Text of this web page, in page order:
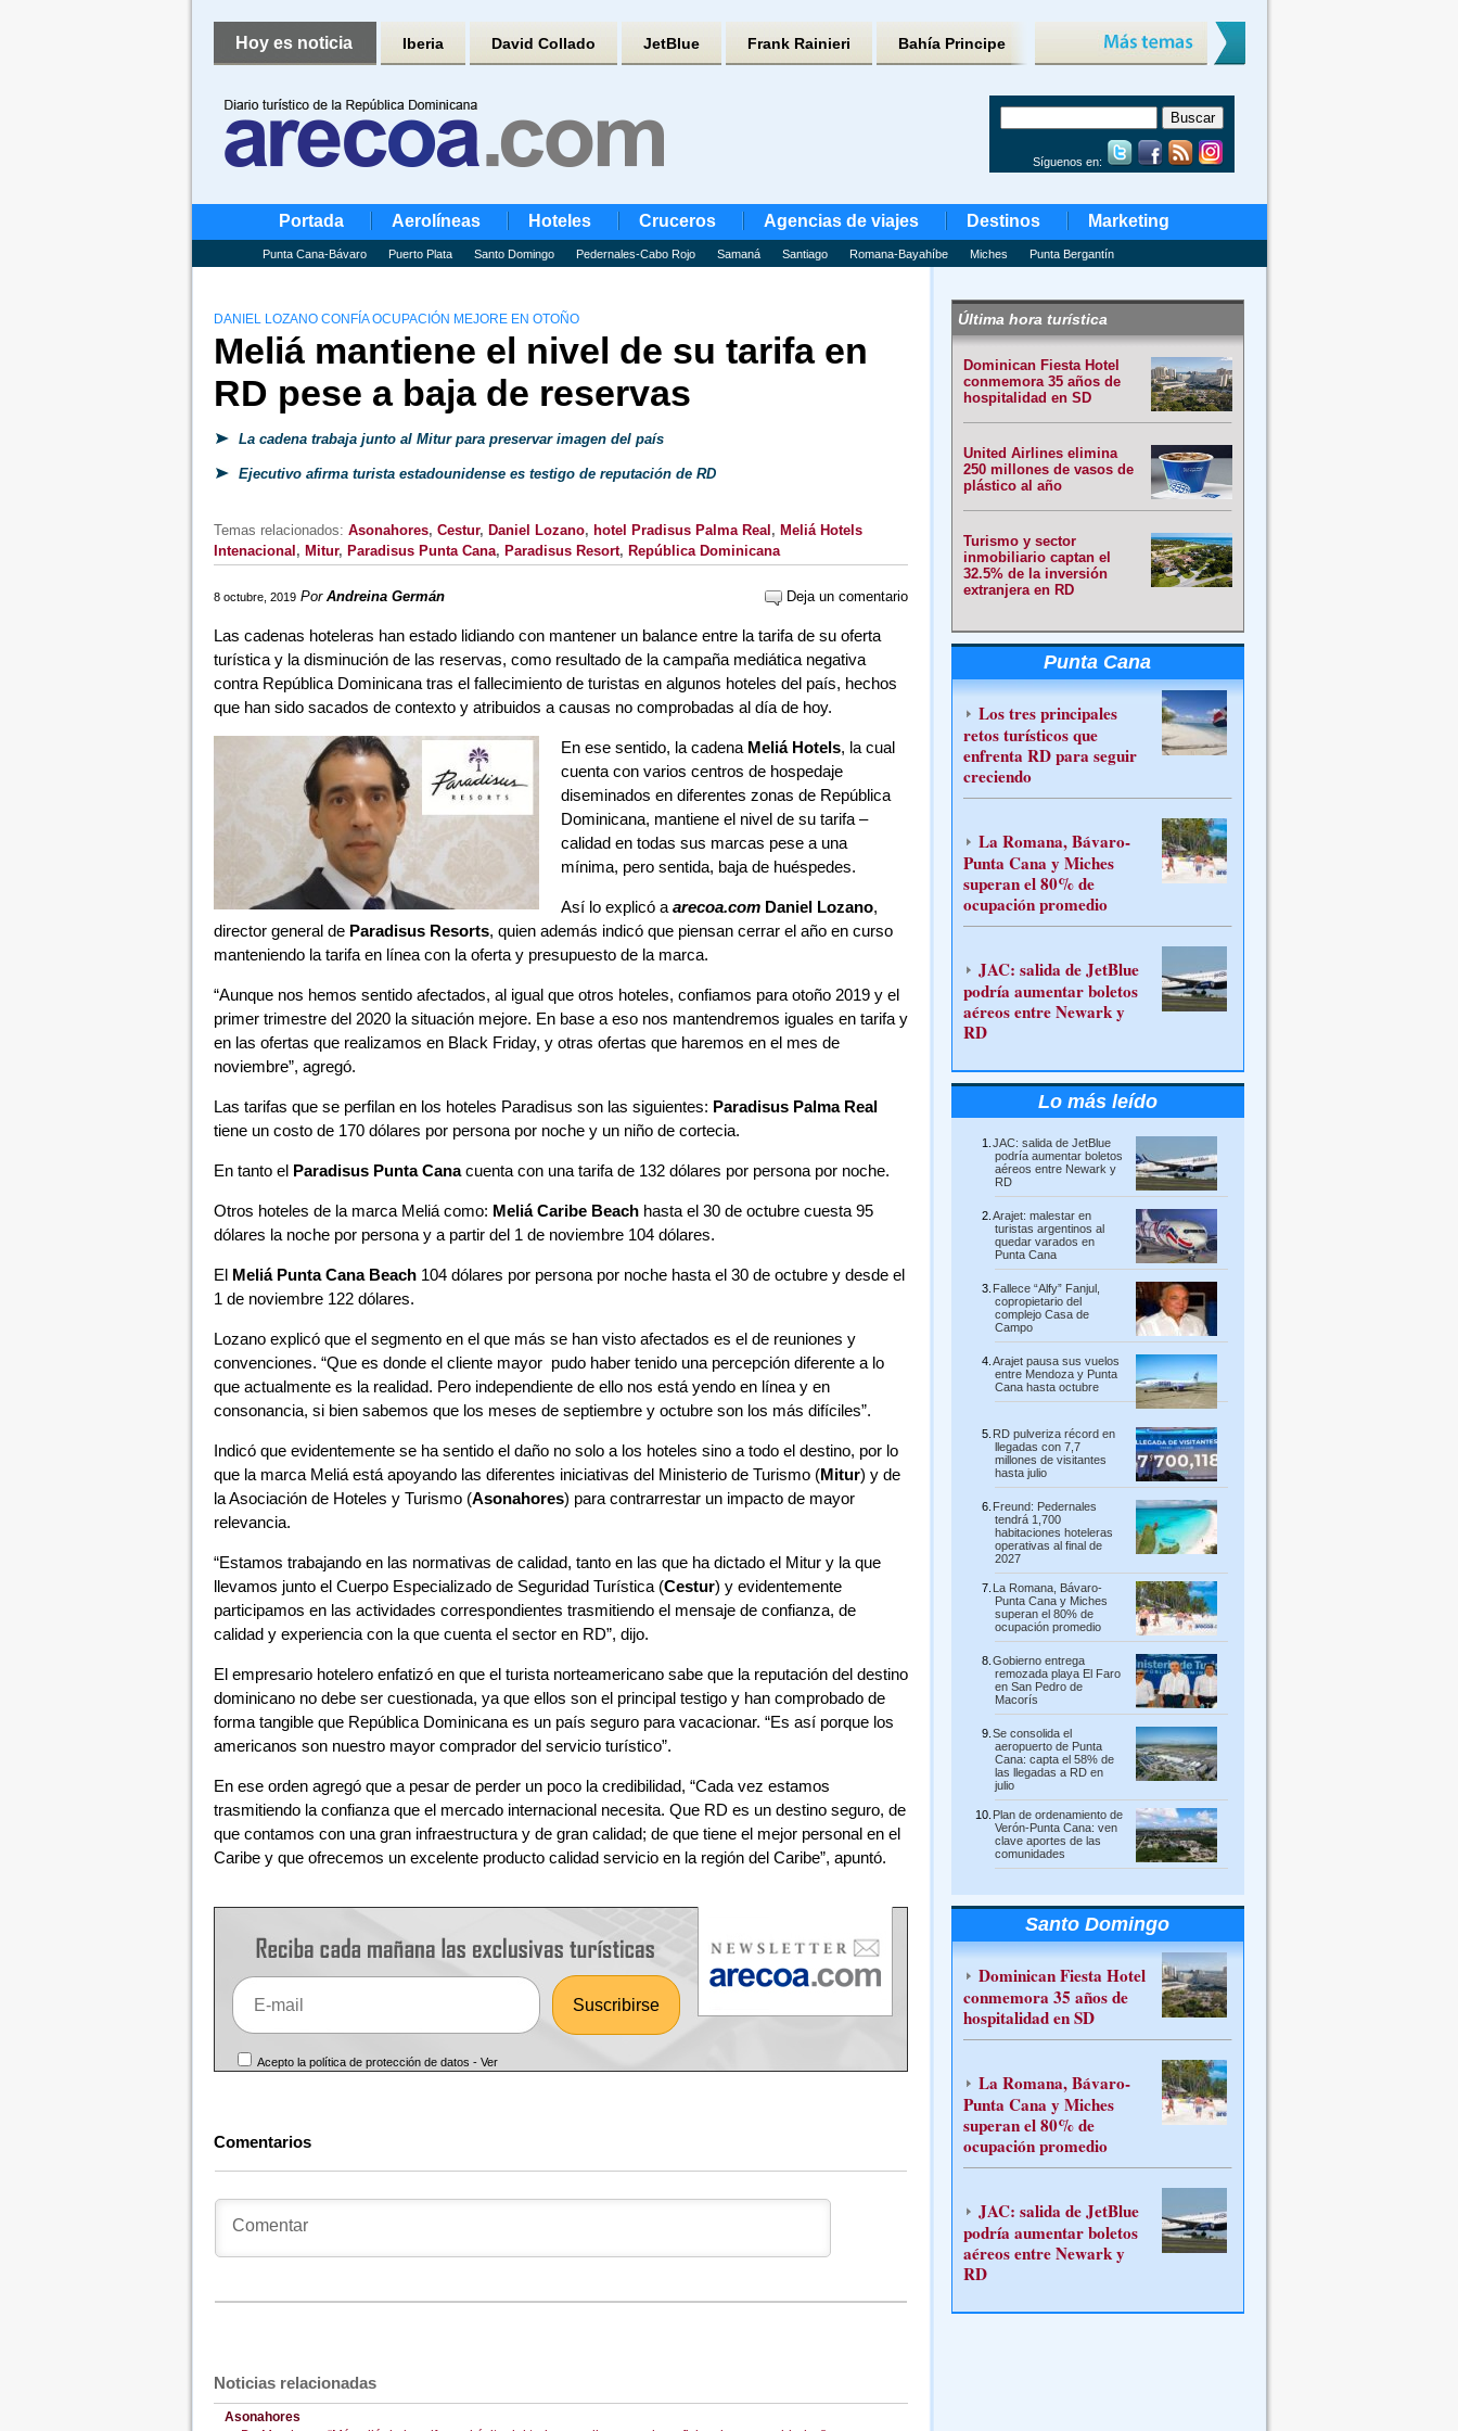
Hoy es noticia Iberia David Collado JetBlue Frank Rainieri Bahía Principe
Síguenos en:
Portada Aerolíneas Hoteles Cruceros Agencias de viajes Destinos Marketing
Punta Cana-Bávaro Puerto Plata Santo Domingo Pedernales-Cabo Rojo Samaná Santiago Romana-Bayahíbe Miches Punta Bergantín
DANIEL LOZANO CONFÍA OCUPACIÓN MEJORE EN OTOÑO
Meliá mantiene el nivel de su tarifa en
RD pese a baja de reservas
La cadena trabaja junto al Mitur para preservar imagen del país
Ejecutivo afirma turista estadounidense es testigo de reputación de RD
Temas relacionados: Asonahores, Cestur, Daniel Lozano, hotel Pradisus Palma Real , Meliá Hotels
Intenacional , Mitur, Paradisus Punta Cana, Paradisus Resort, República Dominicana
8 octubre, 2019 Por Andreina Germán Deja un comentario
Las cadenas hoteleras han estado lidiando con mantener un balance entre la tarifa de su oferta
turística y la disminución de las reservas, como resultado de la campaña mediática negativa
contra República Dominicana tras el fallecimiento de turistas en algunos hoteles del país, hechos
que han sido sacados de contexto y atribuidos a causas no comprobadas al día de hoy.
En ese sentido, la cadena Meliá Hotels, la cual
cuenta con varios centros de hospedaje
diseminados en diferentes zonas de República
Dominicana, mantiene el nivel de su tarifa –
calidad en todas sus marcas pese a una
mínima, pero sentida, baja de huéspedes.
Así lo explicó a arecoa.com Daniel Lozano,
director general de Paradisus Resorts, quien además indicó que piensan cerrar el año en curso
manteniendo la tarifa en línea con la oferta y presupuesto de la marca.
“Aunque nos hemos sentido afectados, al igual que otros hoteles, confiamos para otoño 2019 y el
primer trimestre del 2020 la situación mejore. En base a eso nos mantendremos iguales en tarifa y
en las ofertas que realizamos en Black Friday, y otras ofertas que haremos en el mes de
noviembre”, agregó.
Las tarifas que se perfilan en los hoteles Paradisus son las siguientes: Paradisus Palma Real
tiene un costo de 170 dólares por persona por noche y un niño de cortecia.
En tanto el Paradisus Punta Canacuenta con una tarifa de 132 dólares por persona por noche.
Otros hoteles de la marca Meliá como: Meliá Caribe Beach hasta el 30 de octubre cuesta 95
dólares la noche por persona y a partir del 1 de noviembre 104 dólares.
El Meliá Punta Cana Beach 104 dólares por persona por noche hasta el 30 de octubre y desde el
1 de noviembre 122 dólares.
Lozano explicó que el segmento en el que más se han visto afectados es el de reuniones y
convenciones. “Que es donde el cliente mayor pudo haber tenido una percepción diferente a lo
que actualmente es la realidad. Pero independiente de ello nos está yendo en línea y en
consonancia, si bien sabemos que los meses de septiembre y octubre son los más difíciles”.
Indicó que evidentemente se ha sentido el daño no solo a los hoteles sino a todo el destino, por lo
que la marca Meliá está apoyando las diferentes iniciativas del Ministerio de Turismo (Mitur) y de
la Asociación de Hoteles y Turismo (Asonahores) para contrarrestar un impacto de mayor
relevancia.
“Estamos trabajando en las normativas de calidad, tanto en las que ha dictado el Mitur y la que
llevamos junto el Cuerpo Especializado de Seguridad Turística (Cestur) y evidentemente
participamos en las actividades correspondientes trasmitiendo el mensaje de confianza, de
calidad y experiencia con la que cuenta el sector en RD”, dijo.
El empresario hotelero enfatizó en que el turista norteamericano sabe que la reputación del destino
dominicano no debe ser cuestionada, ya que ellos son el principal testigo y han comprobado de
forma tangible que República Dominicana es un país seguro para vacacionar. “Es así porque los
americanos son nuestro mayor comprador del servicio turístico”.
En ese orden agregó que a pesar de perder un poco la credibilidad, “Cada vez estamos
trasmitiendo la confianza que el mercado internacional necesita. Que RD es un destino seguro, de
que contamos con una gran infraestructura y de gran calidad; de que tiene el mejor personal en el
Caribe y que ofrecemos un excelente producto calidad servicio en la región del Caribe”, apuntó.
Acepto la política de protección de datos -Ver
Comentarios
Noticias relacionadas
Asonahores
Última hora turística
Dominican Fiesta Hotel
conmemora 35 años de
hospitalidad en SD
United Airlines elimina
250 millones de vasos de
plástico al año
Turismo y sector
inmobiliario captan el
32.5% de la inversión
extranjera en RD
Punta Cana
Los tres principales
retos turísticos que
enfrenta RD para seguir
creciendo
La Romana, Bávaro-
Punta Cana y Miches
superan el 80% de
ocupación promedio
JAC: salida de JetBlue
podría aumentar boletos
aéreos entre Newark y
RD
Lo más leído
JAC: salida de JetBlue
podría aumentar boletos
aéreos entre Newark y
RD
Arajet: malestar en
turistas argentinos al
quedar varados en
Punta Cana
Fallece “Alfy” Fanjul,
copropietario del
complejo Casa de
Campo
Arajet pausa sus vuelos
entre Mendoza y Punta
Cana hasta octubre
RD pulveriza récord en
llegadas con 7,7
millones de visitantes
hasta julio
Freund: Pedernales
tendrá 1,700
habitaciones hoteleras
operativas al final de
2027
La Romana, Bávaro-
Punta Cana y Miches
superan el 80% de
ocupación promedio
Gobierno entrega
remozada playa El Faro
en San Pedro de
Macorís
Se consolida el
aeropuerto de Punta
Cana: capta el 58% de
las llegadas a RD en
julio
Plan de ordenamiento de
Verón-Punta Cana: ven
clave aportes de las
comunidades
Santo Domingo
Dominican Fiesta Hotel
conmemora 35 años de
hospitalidad en SD
La Romana, Bávaro-
Punta Cana y Miches
superan el 80% de
ocupación promedio
JAC: salida de JetBlue
podría aumentar boletos
aéreos entre Newark y
RD